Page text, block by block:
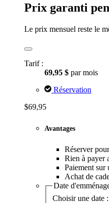
Prix garanti
Le prix mensuel reste le
Tarif :
69,95 $ par mois
Réservation
$69,95
Avantages
Réserver
Rien à payer
Paiement sur
Achat de
Date
Choisir une date :